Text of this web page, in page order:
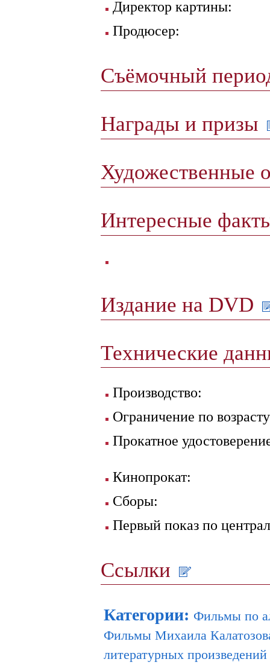
Директор картины:
Продюсер:
Съёмочный
Награды и призы
Художественные
Интересные
Издание на DVD
Технические
Производство:
Ограничение по
Прокатное
Кинопрокат:
Сборы:
Первый показ по
Ссылки
Категории: Фильмы по
Фильмы Михаила
литературных произведений